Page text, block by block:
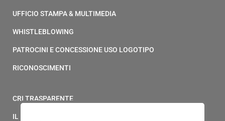
UFFICIO STAMPA & MULTIMEDIA
WHISTLEBLOWING
PATROCINI E CONCESSIONE USO LOGOTIPO
RICONOSCIMENTI
CRI TRASPARENTE
IL MODELLO 231 DELLA CROCE ROSSA ITALIANA